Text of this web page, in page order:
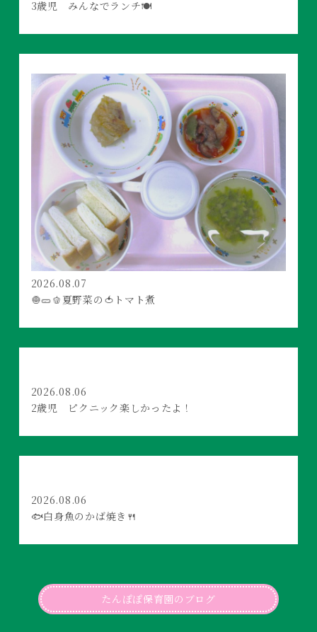
3歳児 みんなでランチ🍽️
2026.08.07
🧅🥒🫑夏野菜の🍅トマト煮
2026.08.06
2歳児 ピクニック楽しかったよ！
2026.08.06
🐟白身魚のかば焼き🍴
たんぽぽ保育園のブログ